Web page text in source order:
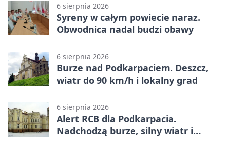
6 sierpnia 2026
Syreny w całym powiecie naraz.
Obwodnica nadal budzi obawy
6 sierpnia 2026
Burze nad Podkarpaciem. Deszcz,
wiatr do 90 km/h i lokalny grad
6 sierpnia 2026
Alert RCB dla Podkarpacia.
Nadchodzą burze, silny wiatr i